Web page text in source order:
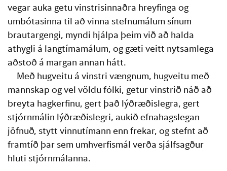
vegar auka getu vinstrisinnaðra hreyfinga og
umbótasinna til að vinna stefnumálum sínum
brautargengi, myndi hjálpa þeim við að halda
athygli á langtímamálum, og gæti veitt nytsamlega
aðstoð á margan annan hátt.
Með hugveitu á vinstri vængnum, hugveitu með
mannskap og vel völdu fólki, getur vinstrið náð að
breyta hagkerfinu, gert það lýðræðislegra, gert
stjórnmálin lýðræðislegri, aukið efnahagslegan
jöfnuð, stytt vinnutímann enn frekar, og stefnt að
framtíð þar sem umhverfismál verða sjálfsagður
hluti stjórnmálanna.